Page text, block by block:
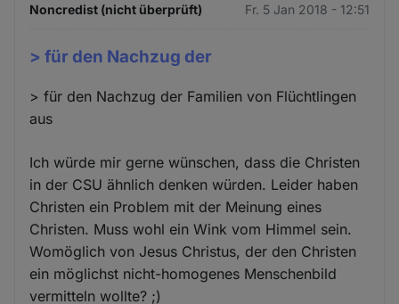
Noncredist (nicht überprüft) Fr. 5 Jan 2018 - 12:51
> für den Nachzug der
> für den Nachzug der Familien von Flüchtlingen
aus
Ich würde mir gerne wünschen, dass die Christen
in der CSU ähnlich denken würden. Leider haben
Christen ein Problem mit der Meinung eines
Christen. Muss wohl ein Wink vom Himmel sein.
Womöglich von Jesus Christus, der den Christen
ein möglichst nicht-homogenes Menschenbild
vermitteln wollte? ;)